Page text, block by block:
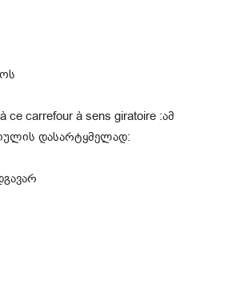
ce carrefour à sens giratoire :ამ
დასარტყმელად: